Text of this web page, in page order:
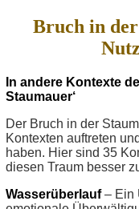
Bruch in
In andere Kontexte
Staumauer‘
Der Bruch in der
Kontexten auftreten
haben. Hier sind 35
diesen Traum besser
Wasserüberlauf– Ein